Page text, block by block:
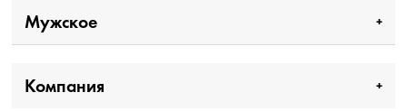
Мужское
Компания